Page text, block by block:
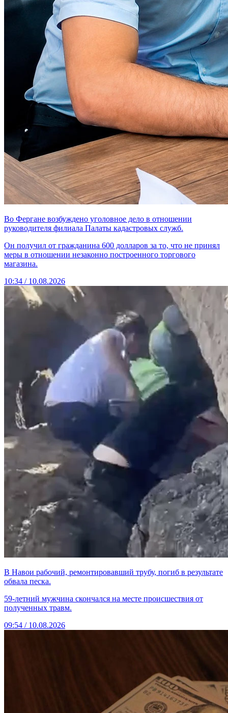
Во Фергане возбуждено уголовное дело в отношении
руководителя филиала Палаты кадастровых служб.
Он получил от гражданина 600 долларов за то, что не принял
меры в отношении незаконно построенного торгового
магазина.
10:34 / 10.08.2026
В Навои рабочий, ремонтировавший трубу, погиб в результате
обвала песка.
59-летний мужчина скончался на месте происшествия от
полученных травм.
09:54 / 10.08.2026